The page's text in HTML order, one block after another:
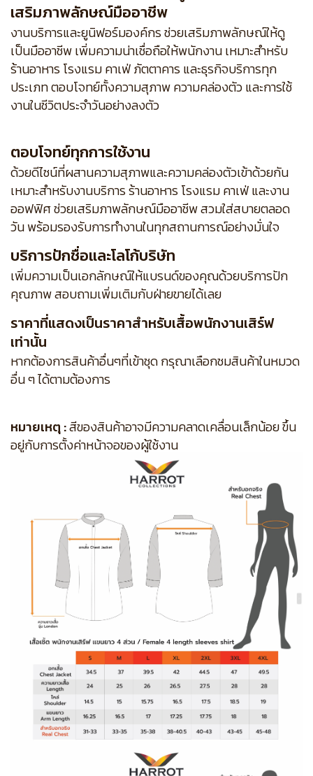
เสริมภาพลักษณ์มืออาชีพ
งานบริการและยูนิฟอร์มองค์กร ช่วยเสริมภาพลักษณ์ให้ดู
เป็นมืออาชีพ เพิ่มความน่าเชื่อถือให้พนักงาน เหมาะสำหรับ
ร้านอาหาร โรงแรม คาเฟ่ ภัตตาคาร และธุรกิจบริการทุก
ประเภท ตอบโจทย์ทั้งความสุภาพ ความคล่องตัว และการใช้
งานในชีวิตประจำวันอย่างลงตัว
ตอบโจทย์ทุกการใช้งาน
ด้วยดีไซน์ที่ผสานความสุภาพและความคล่องตัวเข้าด้วยกัน
เหมาะสำหรับงานบริการ ร้านอาหาร โรงแรม คาเฟ่ และงาน
ออฟฟิศ ช่วยเสริมภาพลักษณ์มืออาชีพ สวมใส่สบายตลอด
วัน พร้อมรองรับการทำงานในทุกสถานการณ์อย่างมั่นใจ
บริการปักชื่อและโลโก้บริษัท
เพิ่มความเป็นเอกลักษณ์ให้แบรนด์ของคุณด้วยบริการปัก
คุณภาพ สอบถามเพิ่มเติมกับฝ่ายขายได้เลย
ราคาที่แสดงเป็นราคาสำหรับเสื้อพนักงานเสิร์ฟ
เท่านั้น
หากต้องการสินค้าอื่นๆที่เข้าชุด กรุณาเลือกชมสินค้าในหมวด
อื่น ๆ ได้ตามต้องการ
หมายเหตุ :สีของสินค้าอาจมีความคลาดเคลื่อนเล็กน้อย ขึ้น
อยู่กับการตั้งค่าหน้าจอของผู้ใช้งาน